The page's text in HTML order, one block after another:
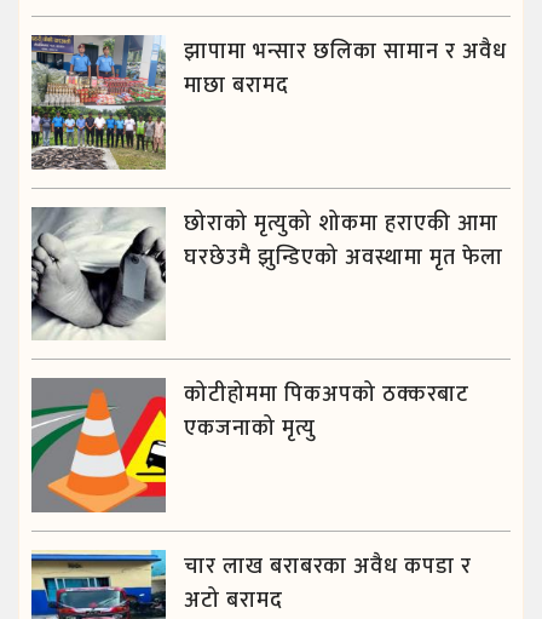
झापामा भन्सार छलिका सामान र अवैध
माछा बरामद
छोराको मृत्युको शोकमा हराएकी आमा
घरछेउमै झुन्डिएको अवस्थामा मृत फेला
कोटीहोममा पिकअपको ठक्करबाट
एकजनाको मृत्यु
चार लाख बराबरका अवैध कपडा र
अटो बरामद